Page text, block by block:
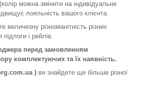
можна змінити на індивідуальне
лояльність вашого клієнта.
різноманітність різних
і рейлів.
перед замовленням
комплектуючих та їх наявність.
) ви знайдете ще більше різної